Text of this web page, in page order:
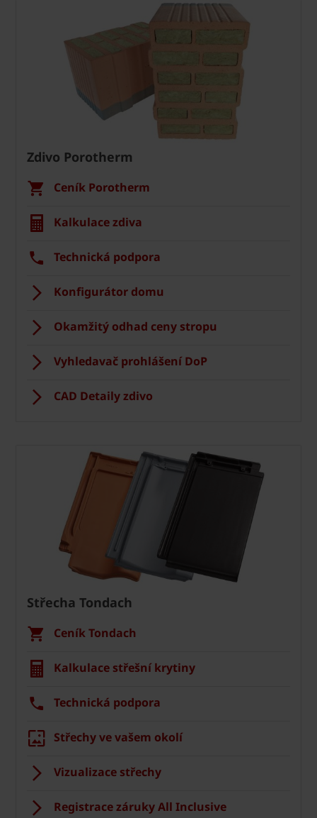
Zdivo Porotherm
Ceník Porotherm
Kalkulace zdiva
Technická podpora
Konfigurátor domu
Okamžitý odhad ceny stropu
Vyhledavač prohlášení DoP
CAD Detaily zdivo
Střecha Tondach
Ceník Tondach
Kalkulace střešní krytiny
Technická podpora
Střechy ve vašem okolí
Vizualizace střechy
Registrace záruky All Inclusive